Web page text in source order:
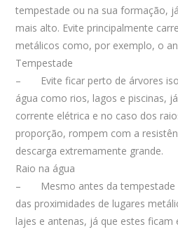
tempestade ou na sua formação,
mais alto. Evite principalmente
metálicos como, por exemplo, o
Tempestade
– Evite ficar perto de árvores
água como rios, lagos e piscinas,
corrente elétrica e no caso dos
proporção, rompem com a
descarga extremamente grande.
Raio na água
– Mesmo antes da tempestade
das proximidades de lugares
lajes e antenas, já que estes ficam